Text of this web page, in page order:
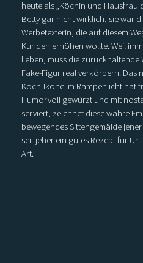
heute als „Köchin und Hausfrau
Betty gar nicht wirklich, sie war
Werbetexterin, die auf diesem
Kunden erhöhen wollte. Weil
lieben, muss die zurückhaltende
Fake-Figur real verkörpern. Das
Koch-Ikone im Rampenlicht hat
Humorvoll gewürzt und mit
serviert, zeichnet diese wahre
bewegendes Sittengemälde
seit jeher ein gutes Rezept für
Art.